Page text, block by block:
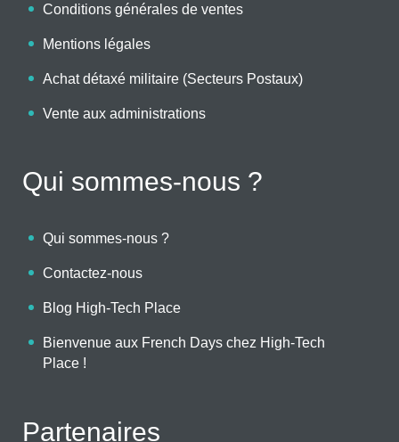
Conditions générales de ventes
Mentions légales
Achat détaxé militaire (Secteurs Postaux)
Vente aux administrations
Qui sommes-nous ?
Qui sommes-nous ?
Contactez-nous
Blog High-Tech Place
Bienvenue aux French Days chez High-Tech
Place !
Partenaires